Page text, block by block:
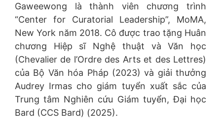
Gaweewong là thành viên chương trình
“Center for Curatorial Leadership”, MoMA,
New York năm 2018. Cô được trao tặng Huân
chương Hiệp sĩ Nghệ thuật và Văn học
(Chevalier de l’Ordre des Arts et des Lettres)
của Bộ Văn hóa Pháp (2023) và giải thưởng
Audrey Irmas cho giám tuyển xuất sắc của
Trung tâm Nghiên cứu Giám tuyển, Đại học
Bard (CCS Bard) (2025).